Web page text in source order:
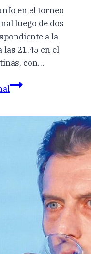
en el torneo
luego de dos
a la
las 21.45 en el
con…